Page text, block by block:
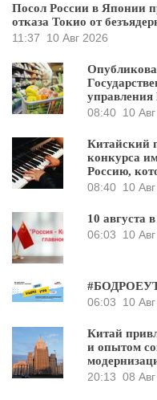
Посол России в Японии
отказа Токио от
11:37
10 Авг 2026
08:40 10
Китайский
конкурса
Россию,
08:40 10
10 августа
06:03
10
06:03
10
Китай
и опытом
20:13 08